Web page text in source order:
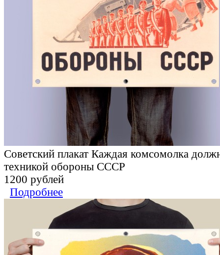
Советский плакат Каждая комсомолка
техникой обороны СССР
1200 рублей
Подробнее